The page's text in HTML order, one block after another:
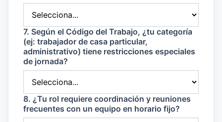
7. Según el Código del Trabajo, ¿tu categoría
(ej: trabajador de casa particular,
administrativo) tiene restricciones especiales
de jornada?
8. ¿Tu rol requiere coordinación y reuniones
frecuentes con un equipo en horario fijo?